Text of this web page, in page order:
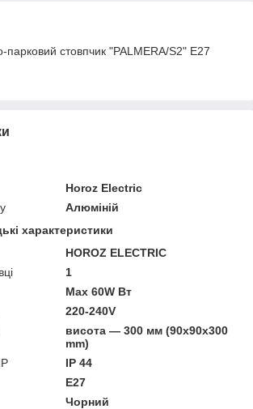
парковий стовпчик "PALMERA/S2" Е27
Horoz Electric
Алюміній
характеристики
HOROZ ELECTRIC
1
Max 60W Вт
220-240V
висота — 300 мм (90x90x300
mm)
IP 44
E27
Чорний